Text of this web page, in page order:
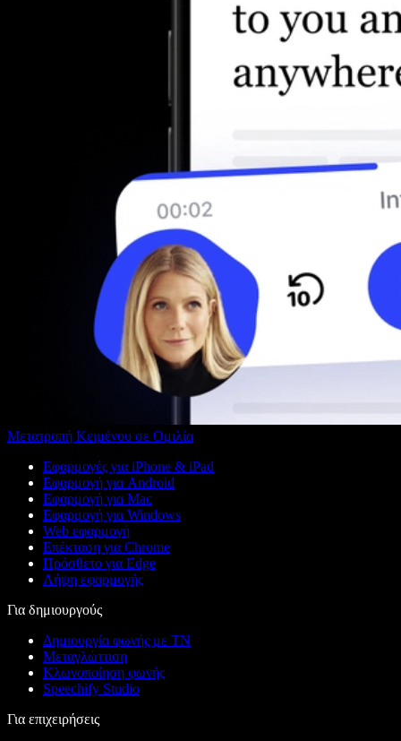
Μετατροπή Κειμένου σε Ομιλία
Εφαρμογές για iPhone & iPad
Εφαρμογή για Android
Εφαρμογή για Mac
Εφαρμογή για Windows
Web εφαρμογή
Επέκταση για Chrome
Πρόσθετο για Edge
Λήψη εφαρμογής
Για δημιουργούς
Δημιουργία φωνής με ΤΝ
Μεταγλώττιση
Κλωνοποίηση φωνής
Speechify Studio
Για επιχειρήσεις